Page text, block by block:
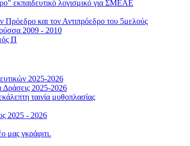
εκπαιδευτικό λογισμικό για ΣΜΕΑΕ
Πρόεδρο και τον Αντιπρόεδρο του 5μελούς
2009 - 2010
Π
2025-2026
2025-2026
ταινία μυθοπλασίας
2025 - 2026
μας γκράφιτι.